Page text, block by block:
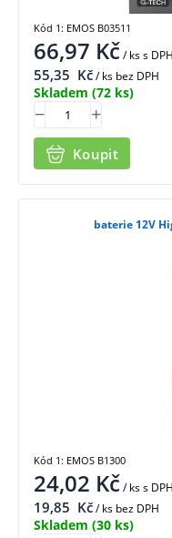
66,97 Kč/ kss DPH
55,35 Kč/ ks bez DPH
Skladem (72 ks)
Koupit
Kód 1: EMOS B03511
baterie 12V
24,02 Kč/ kss DPH
19,85 Kč/ ks bez DPH
Skladem (30 ks)
Kód 1: EMOS B1300